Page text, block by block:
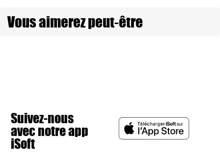
Vous aimerez peut-être
Suivez-nous
avec notre app
iSoft